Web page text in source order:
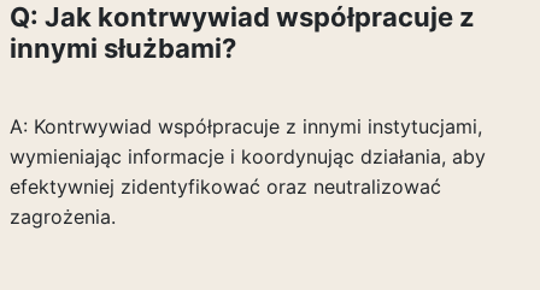
Q: Jak kontrwywiad współpracuje z
innymi służbami?
A: Kontrwywiad współpracuje z innymi instytucjami,
wymieniając informacje i koordynując działania, aby
efektywniej zidentyfikować oraz neutralizować
zagrożenia.